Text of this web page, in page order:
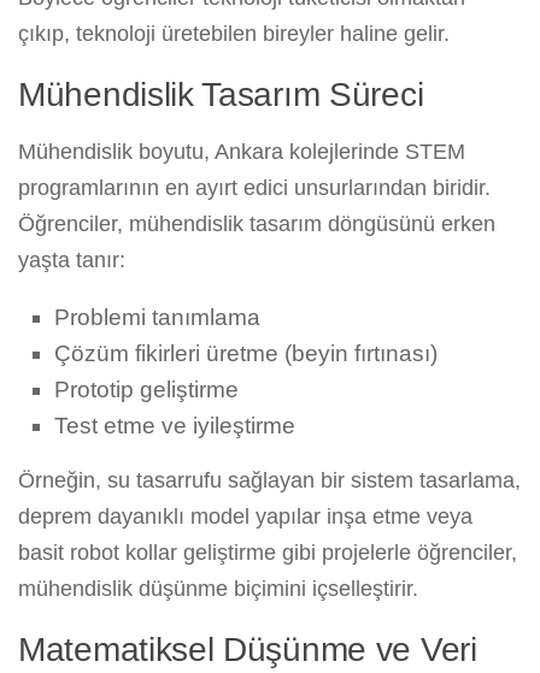
çıkıp, teknoloji üretebilen bireyler haline gelir.
Mühendislik Tasarım Süreci
Mühendislik boyutu, Ankara kolejlerinde STEM
programlarının en ayırt edici unsurlarından biridir.
Öğrenciler, mühendislik tasarım döngüsünü erken
yaşta tanır:
Problemi tanımlama
Çözüm fikirleri üretme (beyin fırtınası)
Prototip geliştirme
Test etme ve iyileştirme
Örneğin, su tasarrufu sağlayan bir sistem tasarlama,
deprem dayanıklı model yapılar inşa etme veya
basit robot kollar geliştirme gibi projelerle öğrenciler,
mühendislik düşünme biçimini içselleştirir.
Matematiksel Düşünme ve Veri